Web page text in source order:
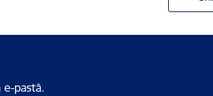
e-pastā.